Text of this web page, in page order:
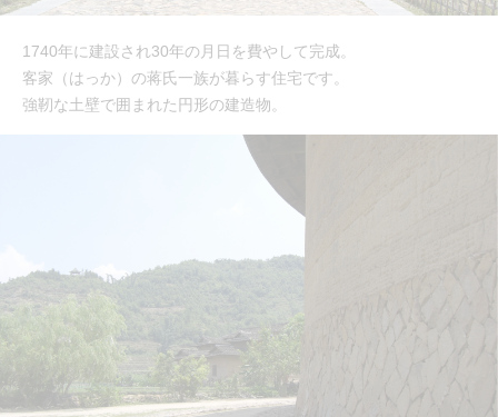
1740年に建設され30年の月日を費やして完成。
客家（はっか）の蒋氏一族が暮らす住宅です。
強靭な土壁で囲まれた円形の建造物。